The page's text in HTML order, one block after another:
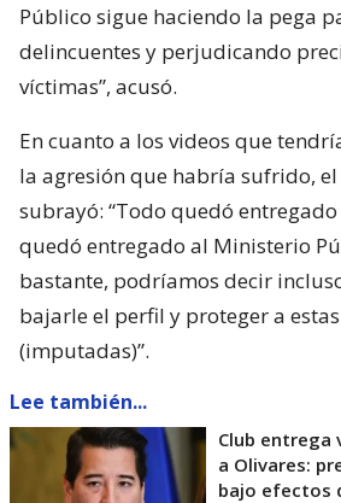
Público sigue haciendo la pega
delincuentes y perjudicando
víctimas”, acusó.
En cuanto a los videos que
la agresión que habría sufrido,
subrayó: “Todo quedó
quedó entregado al Ministerio
bastante, podríamos decir
bajarle el perfil y proteger a
(imputadas)”.
Lee también...
Club entrega
a Olivares:
bajo efectos